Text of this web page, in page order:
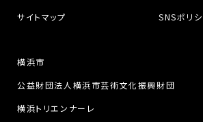
サイトマップ
SNSポリ
横浜市
公益財団法人横浜市芸術文化振興財団
横浜トリエンナーレ